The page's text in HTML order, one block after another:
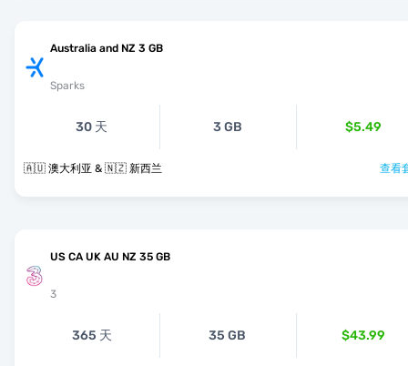
Australia and NZ 3 GB
Sparks
30 天 3 GB $5.49
🇦🇺 澳大利亚 & 🇳🇿 新西兰 查看
US CA UK AU NZ 35 GB
3
365 天 35 GB $43.99